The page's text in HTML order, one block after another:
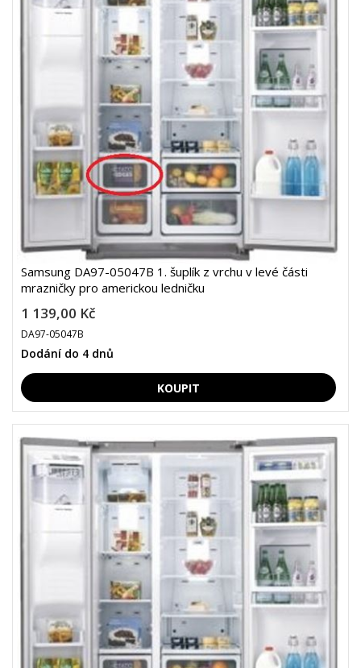
Samsung DA97-05047B 1. šuplík z vrchu v levé části
mrazničky pro americkou ledničku
1 139,00 Kč
DA97-05047B
Dodání do 4 dnů